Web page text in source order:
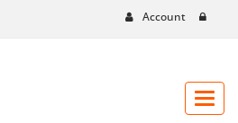
Account
Toggle